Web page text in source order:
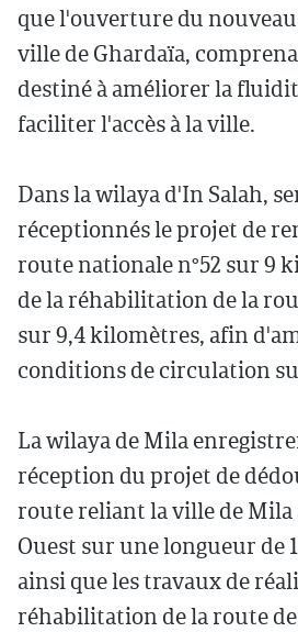
que l'ouverture du
ville de Ghardaïa,
destiné à améliorer la
faciliter l'accès à la ville.
Dans la wilaya d'In Salah,
réceptionnés le projet de
route nationale n°52 sur 9
de la réhabilitation de la
sur 9,4 kilomètres, afin
conditions de circulation
La wilaya de Mila
réception du projet de
route reliant la ville de
Ouest sur une longueur de
ainsi que les travaux de
réhabilitation de la route de